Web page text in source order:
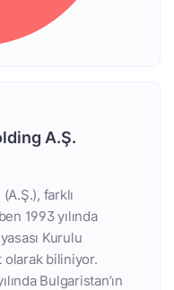
A.Ş.
farklı
1993 yılında
Kurulu
olarak biliniyor.
Bulgaristan’ın